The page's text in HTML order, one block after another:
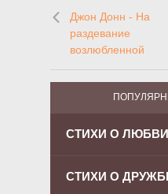
Джон Донн - На
раздевание
возлюбленной
СТИХИ О ЛЮБВИ
СТИХИ О